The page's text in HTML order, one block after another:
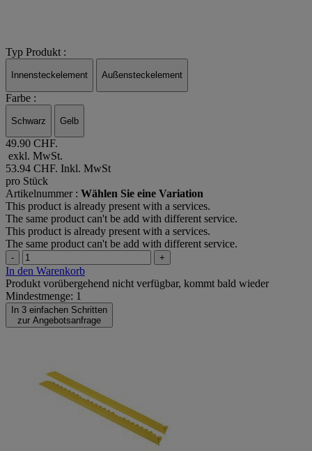
Typ Produkt :
Innensteckelement Außensteckelement
Farbe :
Schwarz Gelb
49.90 CHF.
exkl. MwSt.
53.94 CHF. Inkl. MwSt
pro Stück
Artikelnummer : Wählen Sie eine Variation
This product is already present with a services.
The same product can't be add with different service.
This product is already present with a services.
The same product can't be add with different service.
- +
In den Warenkorb
Produkt vorübergehend nicht verfügbar, kommt bald wieder
Mindestmenge: 1
In 3 einfachen Schritten
zur Angebotsanfrage